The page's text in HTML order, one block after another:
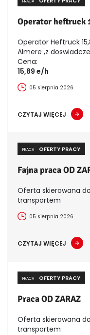
PRACA
Operator heftruck
Operator Heftruck
Almere ,z
Cena:
15,89 e/h
05 sierpnia 2026
CZYTAJ WIĘCEJ
PRACA OFERTY PRACY
Fajna praca OD
Oferta skierowana
transportem
05 sierpnia 2026
CZYTAJ WIĘCEJ
PRACA OFERTY PRACY
Praca OD ZARAZ
Oferta skierowana
transportem